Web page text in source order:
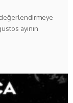
ayının